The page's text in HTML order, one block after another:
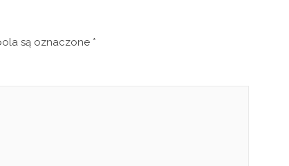
są oznaczone *